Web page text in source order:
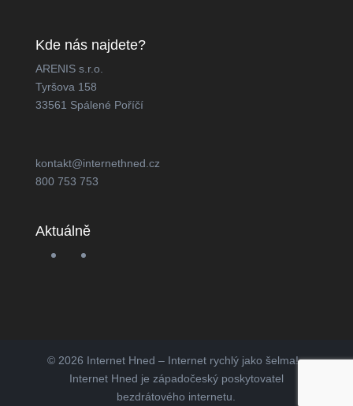
Kde nás najdete?
ARENIS s.r.o.
Tyršova 158
33561 Spálené Poříčí
kontakt@internethned.cz
800 753 753
Aktuálně
© 2026 Internet Hned – Internet rychlý jako šelma! -
Internet Hned je západočeský poskytovatel
bezdrátového internetu.